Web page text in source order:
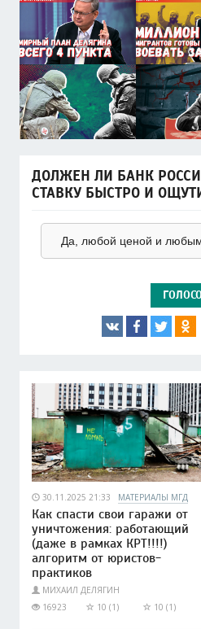
ДОЛЖЕН ЛИ БАНК
СТАВКУ БЫСТРО И
30.11.2025 21:33 МАТЕРИАЛЫ МГД
Как спасти свои гаражи от
уничтожения: работающий
(даже в рамках КРТ!!!!)
алгоритм от юристов-
практиков
МИХАИЛ ДЕЛЯГИН
16923
10 (1) 10 (1)